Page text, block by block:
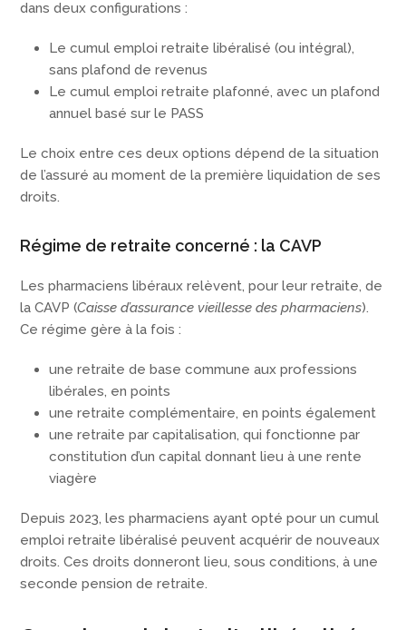
dans deux configurations :
Le cumul emploi retraite libéralisé (ou intégral),
sans plafond de revenus
Le cumul emploi retraite plafonné, avec un plafond
annuel basé sur le PASS
Le choix entre ces deux options dépend de la situation
de l’assuré au moment de la première liquidation de ses
droits.
Régime de retraite concerné : la CAVP
Les pharmaciens libéraux relèvent, pour leur retraite, de
la CAVP (Caisse d’assurance vieillesse des pharmaciens).
Ce régime gère à la fois :
une retraite de base commune aux professions
libérales, en points
une retraite complémentaire, en points également
une retraite par capitalisation, qui fonctionne par
constitution d’un capital donnant lieu à une rente
viagère
Depuis 2023, les pharmaciens ayant opté pour un cumul
emploi retraite libéralisé peuvent acquérir de nouveaux
droits. Ces droits donneront lieu, sous conditions, à une
seconde pension de retraite.